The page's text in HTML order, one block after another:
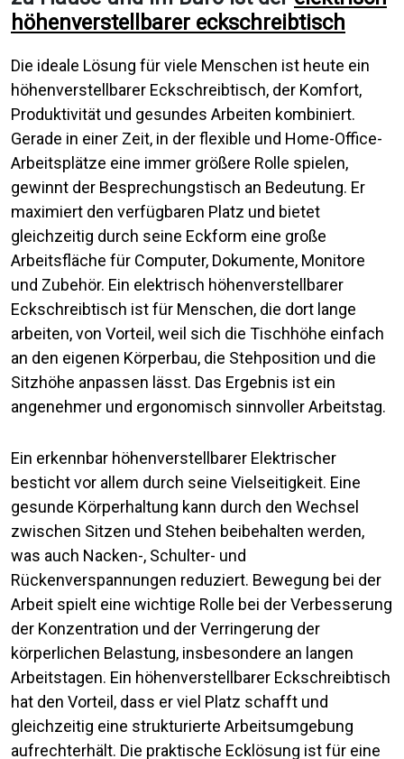
höhenverstellbarer eckschreibtisch
Die ideale Lösung für viele Menschen ist heute ein
höhenverstellbarer Eckschreibtisch, der Komfort,
Produktivität und gesundes Arbeiten kombiniert.
Gerade in einer Zeit, in der flexible und Home-Office-
Arbeitsplätze eine immer größere Rolle spielen,
gewinnt der Besprechungstisch an Bedeutung. Er
maximiert den verfügbaren Platz und bietet
gleichzeitig durch seine Eckform eine große
Arbeitsfläche für Computer, Dokumente, Monitore
und Zubehör. Ein elektrisch höhenverstellbarer
Eckschreibtisch ist für Menschen, die dort lange
arbeiten, von Vorteil, weil sich die Tischhöhe einfach
an den eigenen Körperbau, die Stehposition und die
Sitzhöhe anpassen lässt. Das Ergebnis ist ein
angenehmer und ergonomisch sinnvoller Arbeitstag.
Ein erkennbar höhenverstellbarer Elektrischer
besticht vor allem durch seine Vielseitigkeit. Eine
gesunde Körperhaltung kann durch den Wechsel
zwischen Sitzen und Stehen beibehalten werden,
was auch Nacken-, Schulter- und
Rückenverspannungen reduziert. Bewegung bei der
Arbeit spielt eine wichtige Rolle bei der Verbesserung
der Konzentration und der Verringerung der
körperlichen Belastung, insbesondere an langen
Arbeitstagen. Ein höhenverstellbarer Eckschreibtisch
hat den Vorteil, dass er viel Platz schafft und
gleichzeitig eine strukturierte Arbeitsumgebung
aufrechterhält. Die praktische Ecklösung ist für eine